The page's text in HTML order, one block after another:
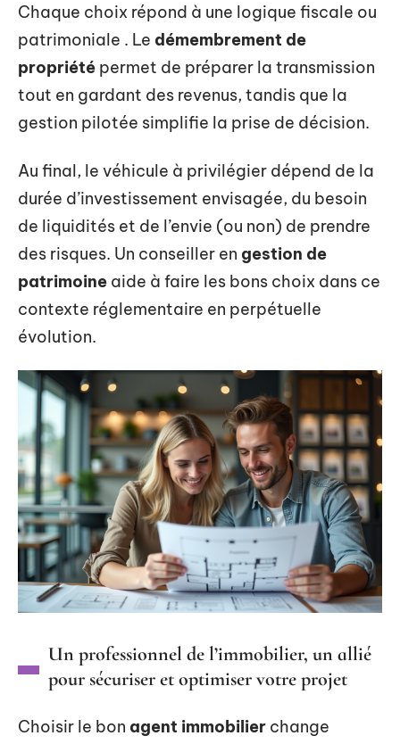
Chaque choix répond à une logique fiscale ou
patrimoniale . Le démembrement de
propriété permet de préparer la transmission
tout en gardant des revenus, tandis que la
gestion pilotée simplifie la prise de décision.
Au final, le véhicule à privilégier dépend de la
durée d’investissement envisagée, du besoin
de liquidités et de l’envie (ou non) de prendre
des risques. Un conseiller en gestion de
patrimoine aide à faire les bons choix dans ce
contexte réglementaire en perpétuelle
évolution.
Un professionnel de l’immobilier, un allié
pour sécuriser et optimiser votre projet
Choisir le bon agent immobilier change